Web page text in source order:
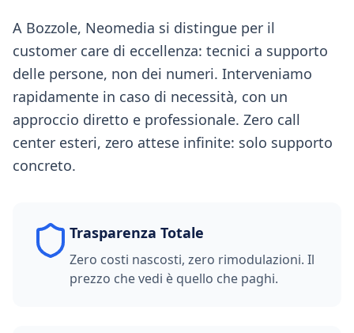
A Bozzole, Neomedia si distingue per il
customer care di eccellenza: tecnici a supporto
delle persone, non dei numeri. Interveniamo
rapidamente in caso di necessità, con un
approccio diretto e professionale. Zero call
center esteri, zero attese infinite: solo supporto
concreto.
Trasparenza Totale
Zero costi nascosti, zero rimodulazioni. Il
prezzo che vedi è quello che paghi.